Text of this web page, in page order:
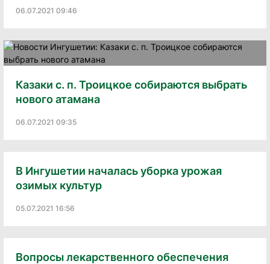
06.07.2021 09:46
Казаки с. п. Троицкое собираются выбрать
нового атамана
06.07.2021 09:35
В Ингушетии началась уборка урожая
озимых культур
05.07.2021 16:56
Вопросы лекарственного обеспечения